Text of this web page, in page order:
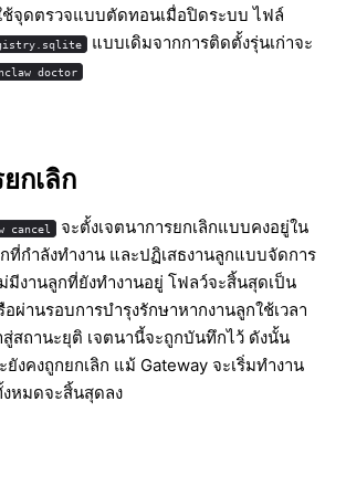
ช้จุดตรวจแบบตัดทอนเมื่อปิดระบบ ไฟล์
แบบเดิมจากการติดตั้งรุ่นเก่าจะ
doctor
กเลิก
cancel จะตั้งเจตนาการยกเลิกแบบคงอยู่ใน
ที่กำลังทำงาน และปฏิเสธงานลูกแบบจัดการ
มีงานลูกที่ยังทำงานอยู่ โฟลว์จะสิ้นสุดเป็น
ผ่านรอบการบำรุงรักษาหากงานลูกใช้เวลา
สู่สถานะยุติ เจตนานี้จะถูกบันทึกไว้ ดังนั้น
งคงถูกยกเลิก แม้ Gateway จะเริ่มทำงาน
หมดจะสิ้นสุดลง